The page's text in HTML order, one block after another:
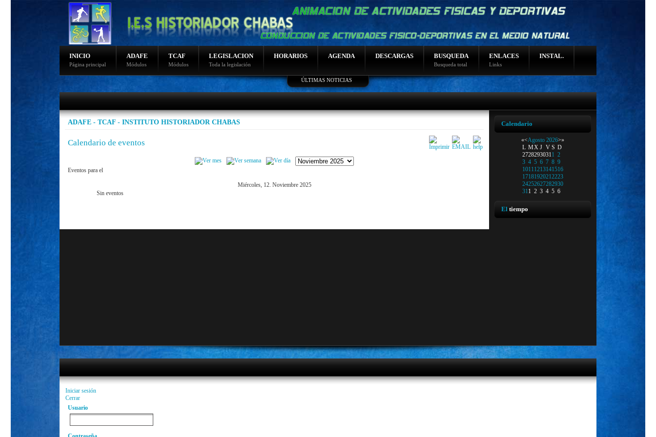
INICIO
Página principal
ADAFE
Módulos
TCAF
Módulos
LEGISLACION
Toda la legislación
HORARIOS AGENDA DESCARGAS BUSQUEDA
Busqueda total
ENLACES
Links
INSTAL.
Video de nudos
Fotos sierra nevada 2014
Programación montaña
Lo más leido
Salidas curso montaña
ÚLTIMAS NOTICIAS
ADAFE - TCAF - INSTITUTO HISTORIADOR CHABAS
Calendario de eventos
Eventos para el
Miércoles, 12. Noviembre 2025
Sin eventos
Calendario
«<Agosto 2026>»
L MX J V S D
27282930311 2
3 4 5 6 7 8 9
10111213141516
17181920212223
24252627282930
311 2 3 4 5 6
El tiempo
Iniciar sesión
Cerrar
Usuario